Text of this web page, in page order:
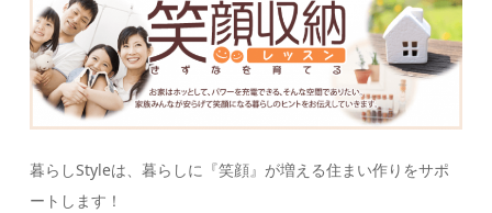
暮らしStyleは、暮らしに『笑顔』が増える住まい作りをサポ
ートします！